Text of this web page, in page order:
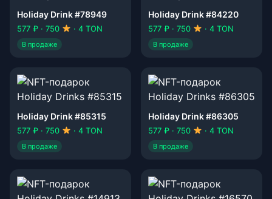
Holiday Drink #78949
577 ₽ · 750 · 4 TON
В продаже
Holiday Drink #84220
577 ₽ · 750 · 4 TON
В продаже
Holiday Drink #85315
577 ₽ · 750 · 4 TON
В продаже
Holiday Drink #86305
577 ₽ · 750 · 4 TON
В продаже